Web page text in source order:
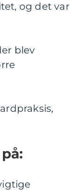
og det var
blev